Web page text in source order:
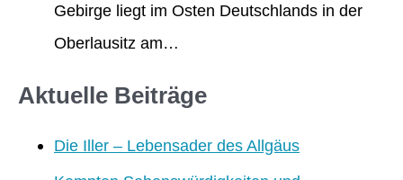
Gebirge liegt im Osten Deutschlands in der
Oberlausitz am…
Aktuelle Beiträge
Die Iller – Lebensader des Allgäus